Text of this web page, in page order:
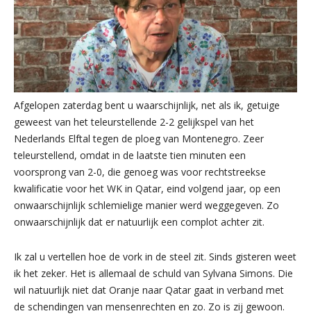
Afgelopen zaterdag bent u waarschijnlijk, net als ik, getuige
geweest van het teleurstellende 2-2 gelijkspel van het
Nederlands Elftal tegen de ploeg van Montenegro. Zeer
teleurstellend, omdat in de laatste tien minuten een
voorsprong van 2-0, die genoeg was voor rechtstreekse
kwalificatie voor het WK in Qatar, eind volgend jaar, op een
onwaarschijnlijk schlemielige manier werd weggegeven. Zo
onwaarschijnlijk dat er natuurlijk een complot achter zit.
Ik zal u vertellen hoe de vork in de steel zit. Sinds gisteren weet
ik het zeker. Het is allemaal de schuld van Sylvana Simons. Die
wil natuurlijk niet dat Oranje naar Qatar gaat in verband met
de schendingen van mensenrechten en zo. Zo is zij gewoon.